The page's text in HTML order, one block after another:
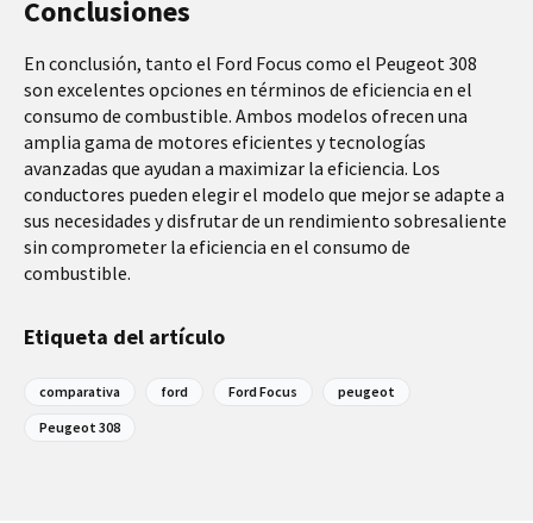
Conclusiones
En conclusión, tanto el Ford Focus como el Peugeot 308
son excelentes opciones en términos de eficiencia en el
consumo de combustible. Ambos modelos ofrecen una
amplia gama de motores eficientes y tecnologías
avanzadas que ayudan a maximizar la eficiencia. Los
conductores pueden elegir el modelo que mejor se adapte a
sus necesidades y disfrutar de un rendimiento sobresaliente
sin comprometer la eficiencia en el consumo de
combustible.
Etiqueta del artículo
comparativa ford Ford Focus
peugeot
Peugeot 308